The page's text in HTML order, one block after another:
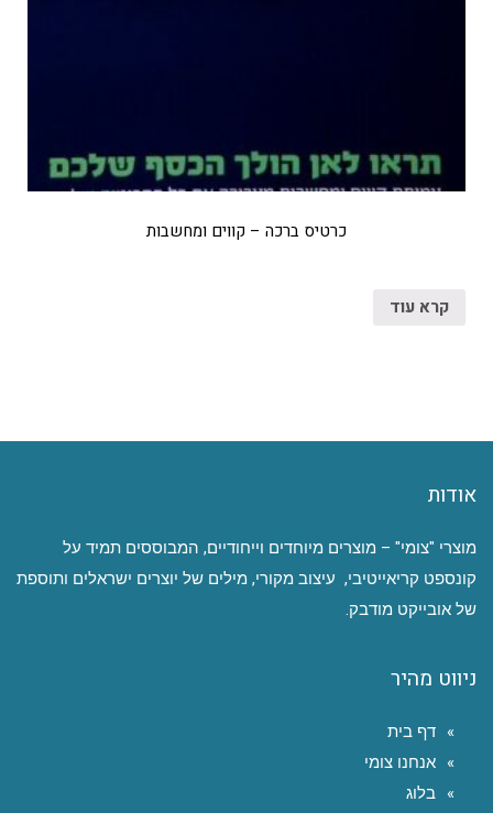
כרטיס ברכה – קווים ומחשבות
קרא עוד
אודות
מוצרי "צומי" – מוצרים מיוחדים וייחודיים, המבוססים תמיד על
קונספט קריאייטיבי, עיצוב מקורי, מילים של יוצרים ישראלים ותוספת
של אובייקט מודבק.
ניווט מהיר
דף בית
אנחנו צומי
בלוג